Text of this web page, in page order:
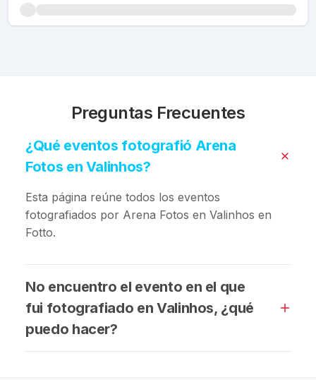
Preguntas Frecuentes
¿Qué eventos fotografió Arena
Fotos en Valinhos?
Esta página reúne todos los eventos
fotografiados por Arena Fotos en Valinhos en
Fotto.
No encuentro el evento en el que
fui fotografiado en Valinhos, ¿qué
puedo hacer?